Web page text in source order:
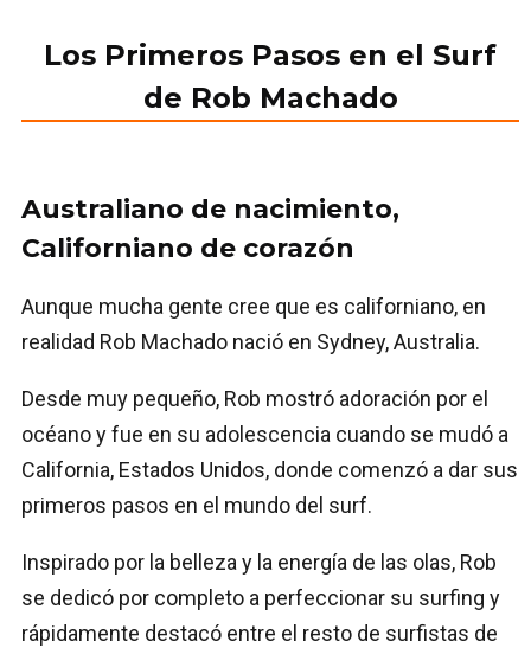
Los Primeros Pasos en el Surf
de Rob Machado
Australiano de nacimiento,
Californiano de corazón
Aunque mucha gente cree que es californiano, en
realidad Rob Machado nació en Sydney, Australia.
Desde muy pequeño, Rob mostró adoración por el
océano y fue en su adolescencia cuando se mudó a
California, Estados Unidos, donde comenzó a dar sus
primeros pasos en el mundo del surf.
Inspirado por la belleza y la energía de las olas, Rob
se dedicó por completo a perfeccionar su surfing y
rápidamente destacó entre el resto de surfistas de